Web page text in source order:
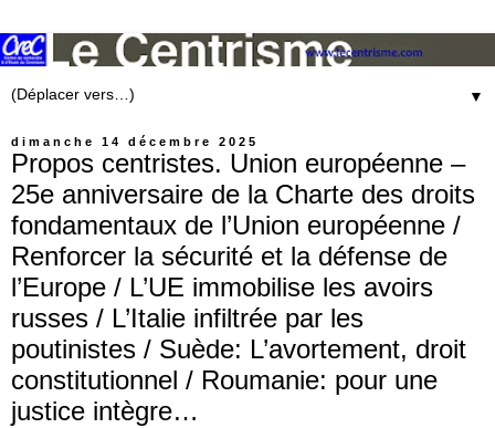
▼
dimanche 14 décembre 2025
Propos centristes. Union européenne –
25e anniversaire de la Charte des droits
fondamentaux de l’Union européenne /
Renforcer la sécurité et la défense de
l’Europe / L’UE immobilise les avoirs
russes / L’Italie infiltrée par les
poutinistes / Suède: L’avortement, droit
constitutionnel / Roumanie: pour une
justice intègre…